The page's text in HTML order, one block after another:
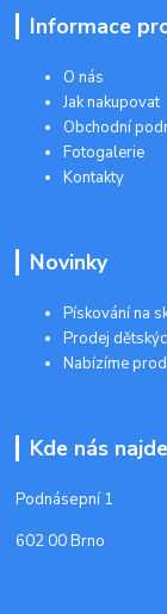
Informace
O nás
Jak nakupovat
Obchodní
Fotogalerie
Kontakty
Novinky
Pískování na
Prodej
Nabízíme
Kde nás
Podnásepní 1
602 00 Brno